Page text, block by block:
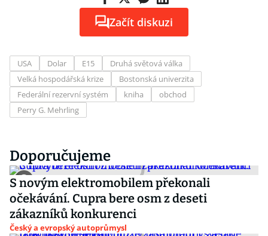
Začít diskuzi
USA Dolar E15
Druhá světová válka
Velká hospodářská krize
Bostonská univerzita
Federální rezervní systém
kniha
obchod
Perry G. Mehrling
Doporučujeme
S novým elektromobilem překonali
očekávání. Cupra bere osm z deseti
zákazníků konkurenci
Český a evropský autoprůmysl